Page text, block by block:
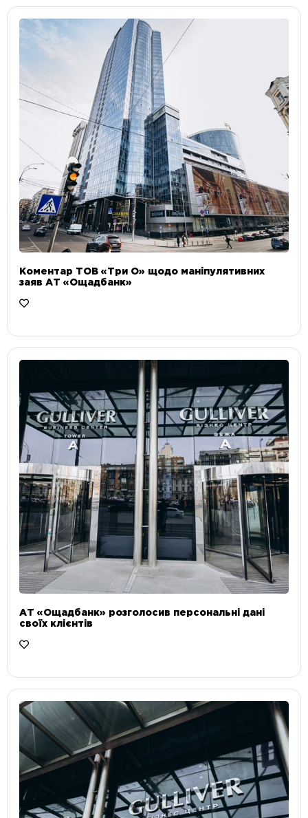
Коментар ТОВ «Три О» щодо маніпулятивних
заяв АТ «Ощадбанк»
АТ «Ощадбанк» розголосив персональні дані
своїх клієнтів